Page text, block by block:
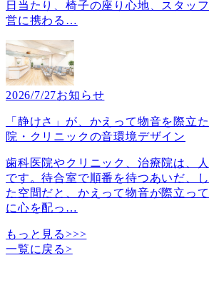
日当たり、椅子の座り心地、スタッ
営に携わる …
2026/7/27お知らせ
「静けさ」が、かえって物音を際立
院・クリニックの音環境デザイン
歯科医院やクリニック、治療院は、
です。待合室で順番を待つあいだ、
た空間だと、かえって物音が際立っ
に心を配っ …
もっと見る>>>
一覧に戻る>